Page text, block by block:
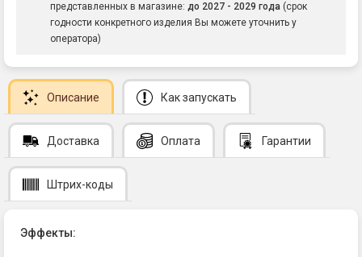
представленных в магазине: до 2027 - 2029 года (срок
годности конкретного изделия Вы можете уточнить у
оператора)
Описание Как запускать
Доставка Оплата Гарантии
Штрих-коды
Эффекты: